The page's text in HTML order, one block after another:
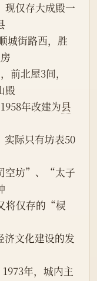
现仅存大成殿一
城街路西，胜
前北屋3间，
殿
年改建为县
空坊”、“太子
将仅存的“棂
济文化建设的发
年，城内主